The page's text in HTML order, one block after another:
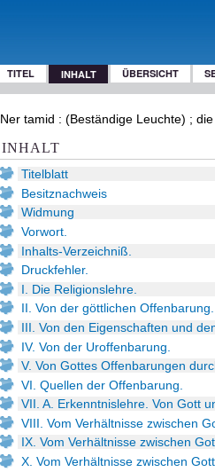
TITEL INHALT ÜBERSICHT
Ner tamid : (Beständige Leuchte) ;
INHALT
Titelblatt
Besitznachweis
Widmung
Vorwort.
Inhalts-Verzeichniß.
Druckfehler.
I. Die Religionslehre.
II. Von der göttlichen Offenbarung.
III. Von den Eigenschaften und
IV. Von der Uroffenbarung.
V. Von Gottes Offenbarungen
VI. Quellen der Offenbarung.
VII. A. Erkenntnislehre. Von Gott
VIII. Vom Verhältnisse zwischen
IX. Vom Verhältnisse zwischen
X. Vom Verhältnisse zwischen